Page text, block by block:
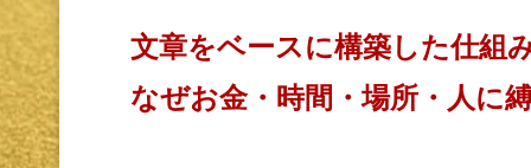
文章をベースに構築した仕組
なぜお金・時間・場所・人に